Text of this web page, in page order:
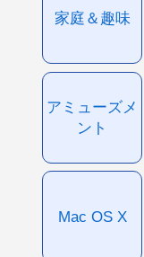
家庭＆趣味
アミューズメ
ント
Mac OS X